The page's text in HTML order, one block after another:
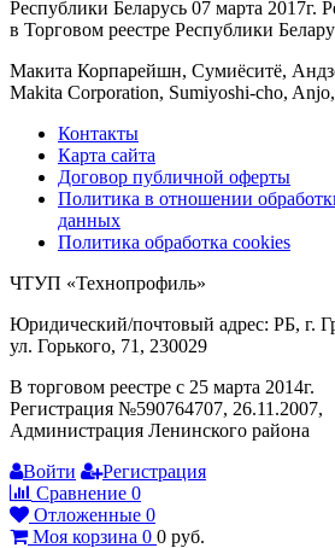
Республики Беларусь 07 марта 2017г.
в Торговом реестре Республики
Макита Корпарейшн, Сумиёситё,
Makita Corporation, Sumiyoshi-cho,
Контакты
Карта сайта
Договор публичной оферты
Политика в отношении
данных
Политика обработка cookies
ЧТУП «Технопрофиль»
Юридический/почтовый адрес: РБ, г.
ул. Горького, 71, 230029
В торговом реестре с 25 марта 2014г.
Регистрация №590764707, 26.11.2007,
Администрация Ленинского района
Войти
Регистрация
Сравнение 0
Отложенные 0
Моя корзина 0 0 руб.